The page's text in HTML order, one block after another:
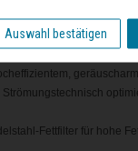
des Lüftungsystems bei
Fettfilter für hohe
Auswahl bestätigen